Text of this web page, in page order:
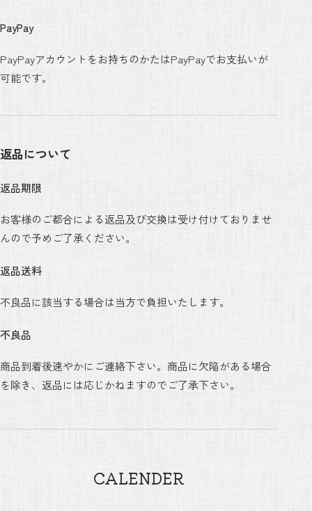
PayPay
PayPayアカウントをお持ちのかたはPayPayでお支払いが
可能です。
返品について
返品期限
お客様のご都合による返品及び交換は受け付けておりませ
んので予めご了承ください。
返品送料
不良品に該当する場合は当方で負担いたします。
不良品
商品到着後速やかにご連絡下さい。商品に欠陥がある場合
を除き、返品には応じかねますのでご了承下さい。
CALENDER